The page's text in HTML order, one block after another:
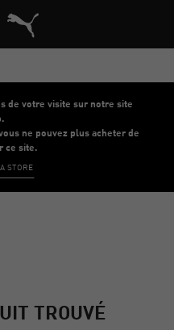
Architecture de référence du
de votre visite sur notre site
ne pouvez plus acheter de
ce site.
STORE
TROUVÉ